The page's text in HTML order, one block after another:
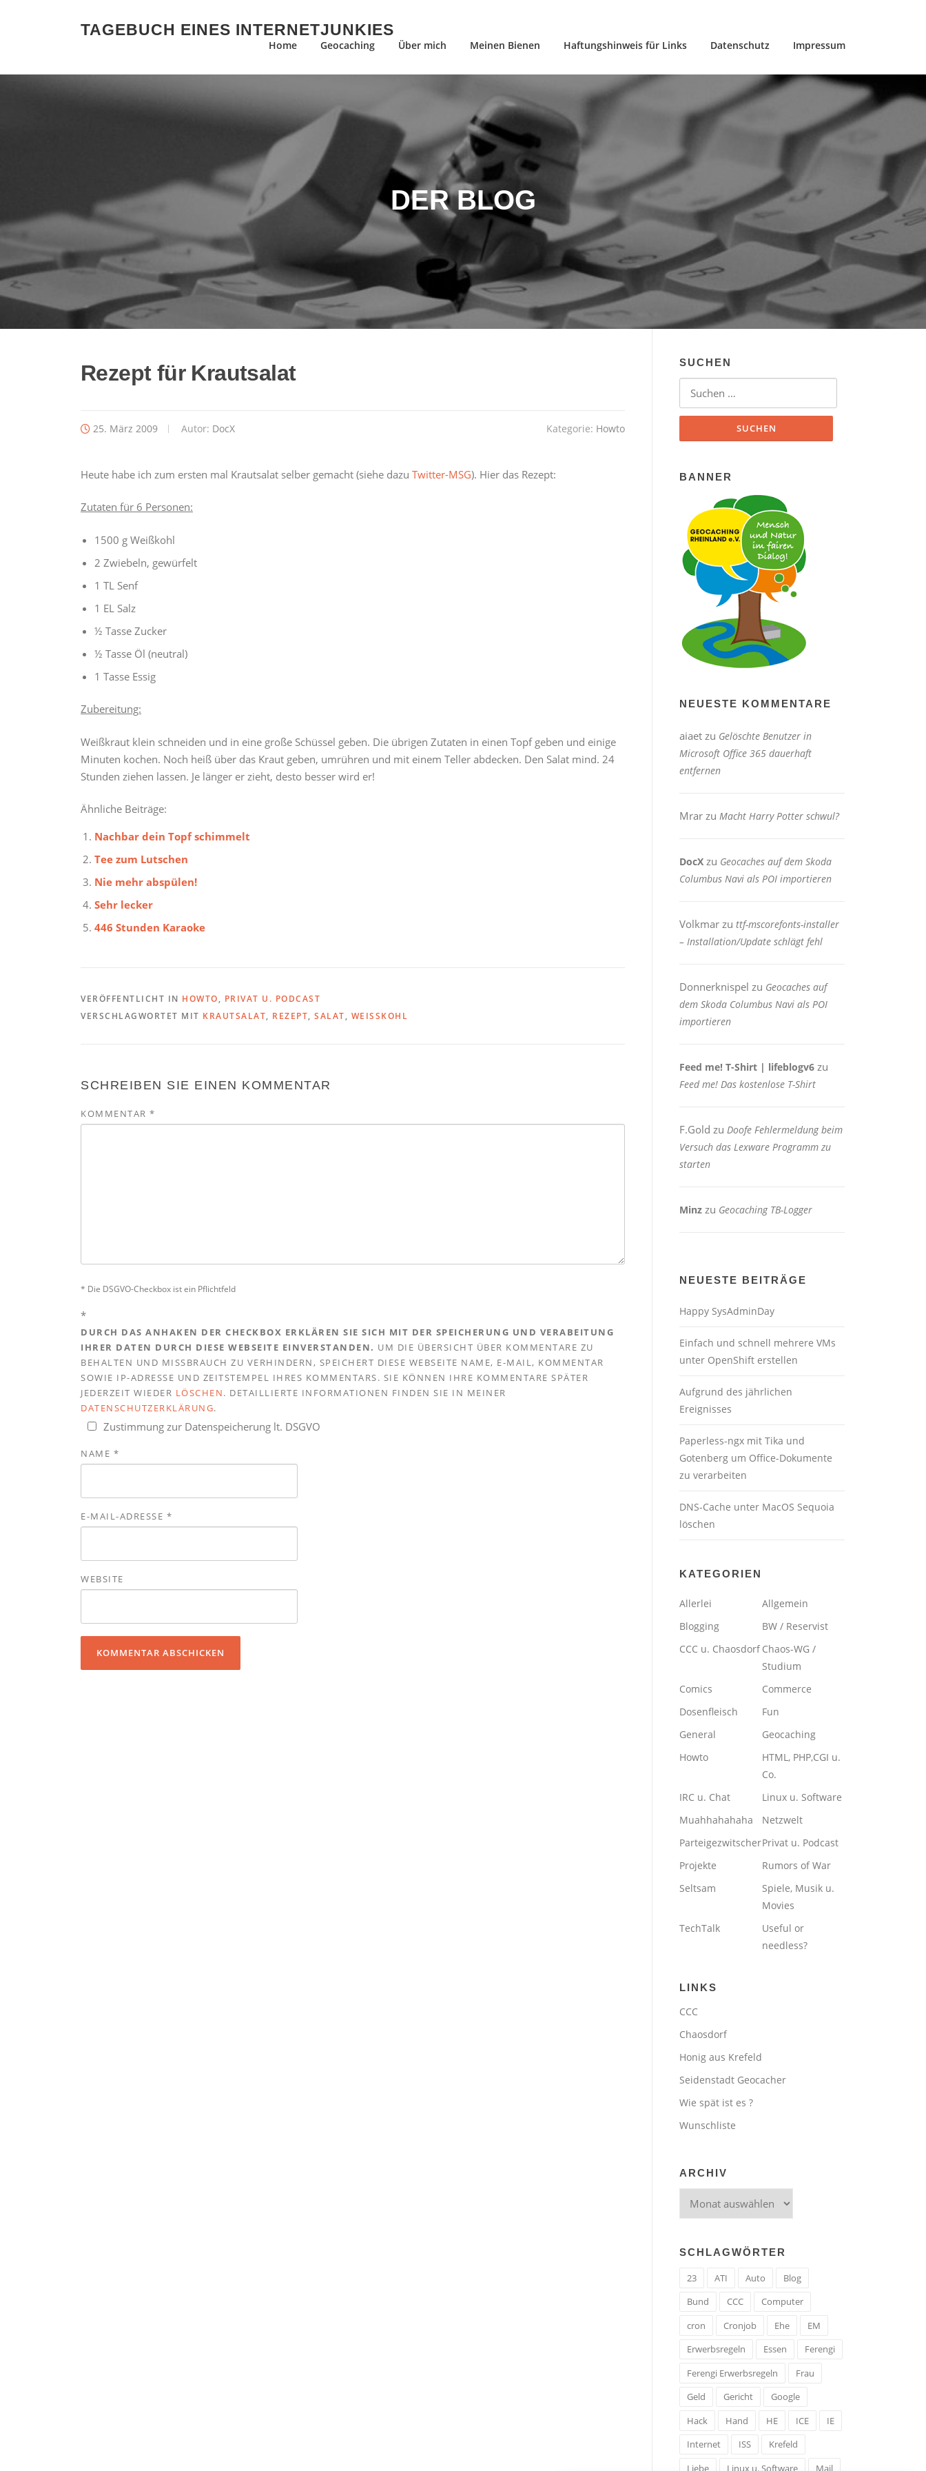
TAGEBUCH EINES INTERNETJUNKIES
Home Geocaching Über mich Meinen Bienen Haftungshinweis für Links Datenschutz Impressum
DER BLOG
Rezept für Krautsalat
25. März 2009 Autor: DocX Kategorie: Howto
Heute habe ich zum ersten mal Krautsalat selber gemacht (siehe dazu Twitter-MSG). Hier das Rezept:
Zutaten für 6 Personen:
1500 g Weißkohl
2 Zwiebeln, gewürfelt
1 TL Senf
1 EL Salz
½ Tasse Zucker
½ Tasse Öl (neutral)
1 Tasse Essig
Zubereitung:
Weißkraut klein schneiden und in eine große Schüssel geben. Die übrigen Zutaten in einen Topf geben und einige
Minuten kochen. Noch heiß über das Kraut geben, umrühren und mit einem Teller abdecken. Den Salat mind. 24
Stunden ziehen lassen. Je länger er zieht, desto besser wird er!
Ähnliche Beiträge:
Nachbar dein Topf schimmelt
Tee zum Lutschen
Nie mehr abspülen!
Sehr lecker
446 Stunden Karaoke
VERÖFFENTLICHT IN HOWTO, PRIVAT U. PODCAST
VERSCHLAGWORTET MIT KRAUTSALAT, REZEPT, SALAT, WEISSKOHL
SCHREIBEN SIE EINEN KOMMENTAR
KOMMENTAR *
* Die DSGVO-Checkbox ist ein Pflichtfeld
*
DURCH DAS ANHAKEN DER CHECKBOX ERKLÄREN SIE SICH MIT DER SPEICHERUNG UND VERABEITUNG
IHRER DATEN DURCH DIESE WEBSEITE EINVERSTANDEN. UM DIE ÜBERSICHT ÜBER KOMMENTARE ZU
BEHALTEN UND MISSBRAUCH ZU VERHINDERN, SPEICHERT DIESE WEBSEITE NAME, E-MAIL, KOMMENTAR
SOWIE IP-ADRESSE UND ZEITSTEMPEL IHRES KOMMENTARS. SIE KÖNNEN IHRE KOMMENTARE SPÄTER
JEDERZEIT WIEDER LÖSCHEN. DETAILLIERTE INFORMATIONEN FINDEN SIE IN MEINER
DATENSCHUTZERKLÄRUNG.
Zustimmung zur Datenspeicherung lt. DSGVO
NAME *
E-MAIL-ADRESSE *
WEBSITE
SUCHEN
Suchen nach:
BANNER
NEUESTE KOMMENTARE
aiaet zu Gelöschte Benutzer in
Microsoft Office 365 dauerhaft
entfernen
Mrar zu Macht Harry Potter schwul?
DocX zu Geocaches auf dem Skoda
Columbus Navi als POI importieren
Volkmar zu ttf-mscorefonts-installer
– Installation/Update schlägt fehl
Donnerknispel zu Geocaches auf
dem Skoda Columbus Navi als POI
importieren
Feed me! T-Shirt | lifeblogv6 zu
Feed me! Das kostenlose T-Shirt
F.Gold zu Doofe Fehlermeldung beim
Versuch das Lexware Programm zu
starten
Minz zu Geocaching TB-Logger
NEUESTE BEITRÄGE
Happy SysAdminDay
Einfach und schnell mehrere VMs
unter OpenShift erstellen
Aufgrund des jährlichen
Ereignisses
Paperless-ngx mit Tika und
Gotenberg um Office-Dokumente
zu verarbeiten
DNS-Cache unter MacOS Sequoia
löschen
KATEGORIEN
Allerlei
Allgemein
Blogging
BW / Reservist
CCC u. Chaosdorf Chaos-WG /
Studium
Comics
Commerce
Dosenfleisch
Fun
General
Geocaching
Howto
HTML, PHP,CGI u.
Co.
IRC u. Chat
Linux u. Software
Muahhahahaha
Netzwelt
ParteigezwitscherPrivat u. Podcast
Projekte
Rumors of War
Seltsam
Spiele, Musik u.
Movies
TechTalk
Useful or
needless?
LINKS
CCC
Chaosdorf
Honig aus Krefeld
Seidenstadt Geocacher
Wie spät ist es ?
Wunschliste
ARCHIV
Archiv
SCHLAGWÖRTER
23 ATI Auto
Blog
Bund
CCC
Computer
cron
Cronjob Ehe
EM
Erwerbsregeln
Essen
Ferengi
Ferengi Erwerbsregeln
Frau
Geld
Gericht
Google
Hack
Hand HE ICE
IE
Internet
ISS
Krefeld
Liebe
Linux u. Software Mail